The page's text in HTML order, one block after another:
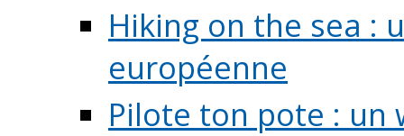
Hiking on the sea :
européenne
Pilote ton pote : un